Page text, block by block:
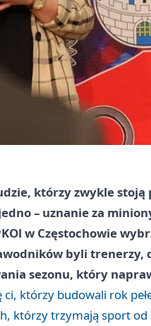
którzy zwykle
– uznanie za
w Częstochowie
byli trenerzy,
sezonu, który
którzy budowali rok
którzy trzymają sport